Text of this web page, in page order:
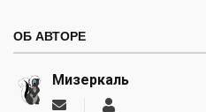
ОБ АВТОРЕ
Мизеркаль
Подписаться